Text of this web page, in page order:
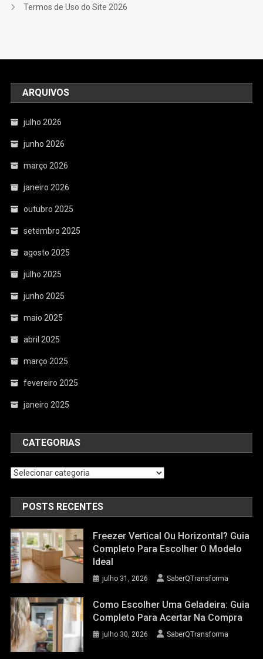
Termos de Uso do Site 2026
ARQUIVOS
julho 2026
junho 2026
março 2026
janeiro 2026
outubro 2025
setembro 2025
agosto 2025
julho 2025
junho 2025
maio 2025
abril 2025
março 2025
fevereiro 2025
janeiro 2025
CATEGORIAS
Categorias
POSTS RECENTES
Freezer Vertical Ou Horizontal? Guia
Completo Para Escolher O Modelo
Ideal
julho 31, 2026 SaberQTransforma
Como Escolher Uma Geladeira: Guia
Completo Para Acertar Na Compra
julho 30, 2026 SaberQTransforma